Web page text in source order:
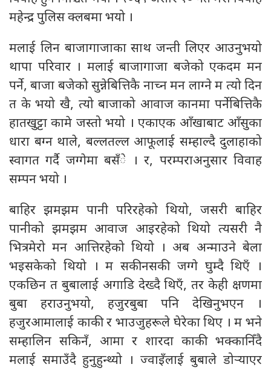
महेन्द्र पुलिस क्लबमा भयो ।
मलाई लिन बाजागाजाका साथ जन्ती लिएर आउनुभयो
थापा परिवार । मलाई बाजागाजा बजेको एकदम मन
पर्ने, बाजा बजेको सुन्नेबित्तिकै नाच्न मन लाग्ने म त्यो दिन
त के भयो खै, त्यो बाजाको आवाज कानमा पर्नेबित्तिकै
हातखुट्टा कामे जस्तो भयो । एकाएक आँखाबाट आँसुका
धारा बग्न थाले, बल्लतल्ल आफूलाई सम्हाल्दै दुलाहाको
स्वागत गर्दै जग्गेमा बसँे । र, परम्पराअनुसार विवाह
सम्पन भयो ।
बाहिर झमझम पानी परिरहेको थियो, जसरी बाहिर
पानीको झमझम आवाज आइरहेको थियो त्यसरी नै
भित्रमेरो मन आत्तिरहेको थियो । अब अन्माउने बेला
भइसकेको थियो । म सकीनसकी जग्गे घुम्दै थिएँ ।
एकछिन त बुबालाई अगाडि देख्दै थिएँ, तर केही क्षणमा
बुबा हराउनुभयो, हजुरबुबा पनि देखिनुभएन ।
हजुरआमालाई काकी र भाउजुहरूले घेरेका थिए । म भने
सम्हालिन सकिनँ, आमा र शारदा काकी भक्कानिँदै
मलाई समाउँदै हुनुहुन्थ्यो । ज्वाइँलाई बुबाले डोर्‍याएर